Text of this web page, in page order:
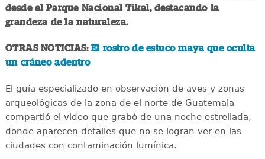
desde el Parque Nacional Tikal, destacando la
grandeza de la naturaleza.
OTRAS NOTICIAS: El rostro de estuco maya que oculta
un cráneo adentro
El guía especializado en observación de aves y zonas
arqueológicas de la zona de el norte de Guatemala
compartió el video que grabó de una noche estrellada,
donde aparecen detalles que no se logran ver en las
ciudades con contaminación lumínica.